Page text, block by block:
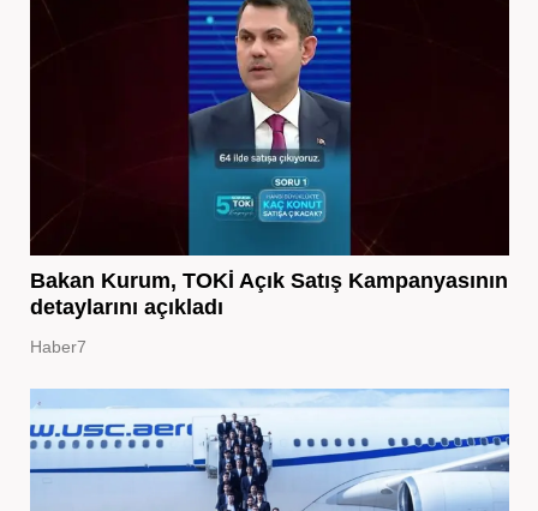
Bakan Kurum, TOKİ Açık Satış Kampanyasının
detaylarını açıkladı
Haber7